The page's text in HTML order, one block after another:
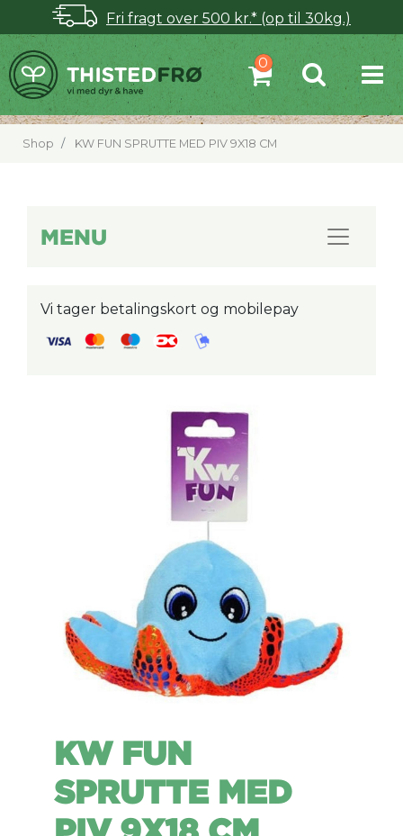
Fri fragt over 500 kr.* (op til 30kg.)
Shop KW FUN SPRUTTE MED PIV 9X18 CM
MENU
Vi tager betalingskort og mobilepay
KW FUN
SPRUTTE MED